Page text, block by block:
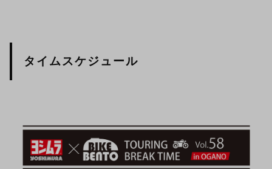
タイムスケジュール